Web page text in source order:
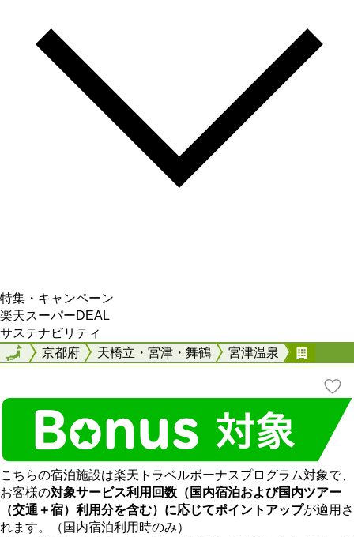
特集・キャンペーン
楽天スーパーDEAL
サステナビリティ
全国京都府 天橋立・宮津・舞鶴 宮津温泉
全国
こちらの宿泊施設は楽天トラベルボーナスプログラム対象で、
お客様の対象サービス利用回数（国内宿泊および国内ツアー
（交通＋宿）利用分を含む）に応じてポイントアップが適用さ
れます。（国内宿泊利用時のみ）